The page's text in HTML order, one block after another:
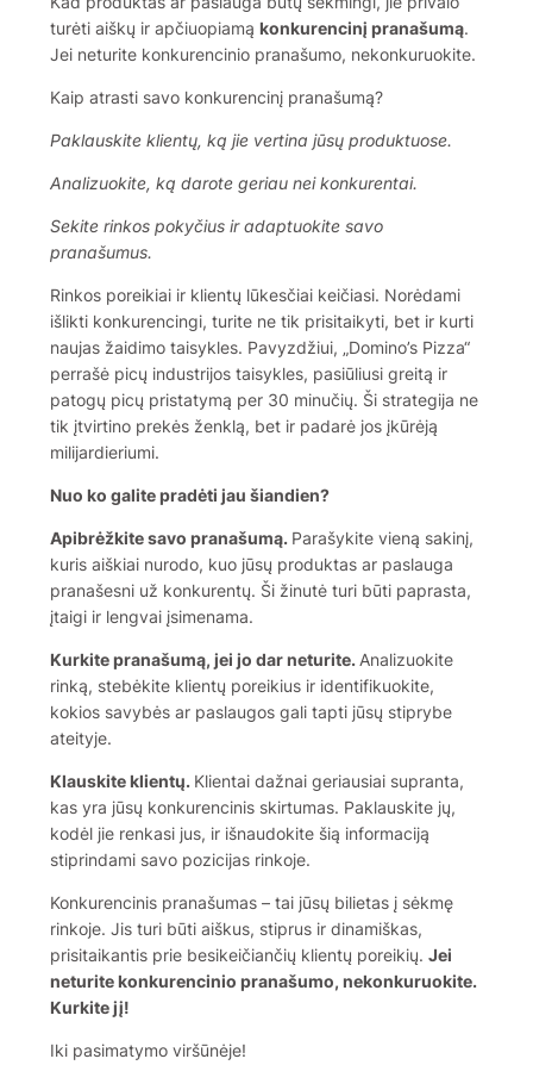
turėti aiškų ir apčiuopiamą konkurencinį pranašumą.
Jei neturite konkurencinio pranašumo, nekonkuruokite.
Kaip atrasti savo konkurencinį pranašumą?
Paklauskite klientų, ką jie vertina jūsų produktuose.
Analizuokite, ką darote geriau nei konkurentai.
Sekite rinkos pokyčius ir adaptuokite savo
pranašumus.
Rinkos poreikiai ir klientų lūkesčiai keičiasi. Norėdami
išlikti konkurencingi, turite ne tik prisitaikyti, bet ir kurti
naujas žaidimo taisykles. Pavyzdžiui, „Domino’s Pizza“
perrašė picų industrijos taisykles, pasiūliusi greitą ir
patogų picų pristatymą per 30 minučių. Ši strategija ne
tik įtvirtino prekės ženklą, bet ir padarė jos įkūrėją
milijardieriumi.
Nuo ko galite pradėti jau šiandien?
Apibrėžkite savo pranašumą. Parašykite vieną sakinį,
kuris aiškiai nurodo, kuo jūsų produktas ar paslauga
pranašesni už konkurentų. Ši žinutė turi būti paprasta,
įtaigi ir lengvai įsimenama.
Kurkite pranašumą, jei jo dar neturite. Analizuokite
rinką, stebėkite klientų poreikius ir identifikuokite,
kokios savybės ar paslaugos gali tapti jūsų stiprybe
ateityje.
Klauskite klientų. Klientai dažnai geriausiai supranta,
kas yra jūsų konkurencinis skirtumas. Paklauskite jų,
kodėl jie renkasi jus, ir išnaudokite šią informaciją
stiprindami savo pozicijas rinkoje.
Konkurencinis pranašumas – tai jūsų bilietas į sėkmę
rinkoje. Jis turi būti aiškus, stiprus ir dinamiškas,
prisitaikantis prie besikeičiančių klientų poreikių. Jei
neturite konkurencinio pranašumo, nekonkuruokite.
Kurkite jį!
Iki pasimatymo viršūnėje!